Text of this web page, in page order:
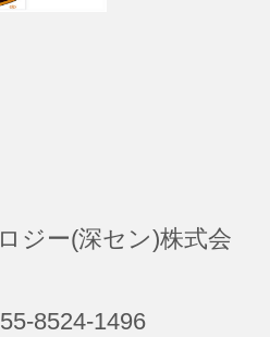
ジー(深セン)株式会
8524-1496